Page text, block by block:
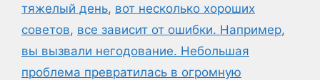
тяжелый день, вот несколько хороших
советов, все зависит от ошибки. Например,
вы вызвали негодование. Небольшая
проблема превратилась в огромную